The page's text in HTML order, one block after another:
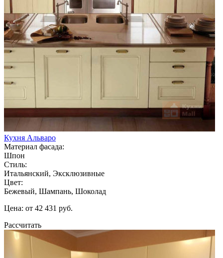
Кухня Альваро
Материал фасада:
Шпон
Стиль:
Итальянский, Эксклюзивные
Цвет:
Бежевый, Шампань, Шоколад
Цена: от 42 431 руб.
Рассчитать